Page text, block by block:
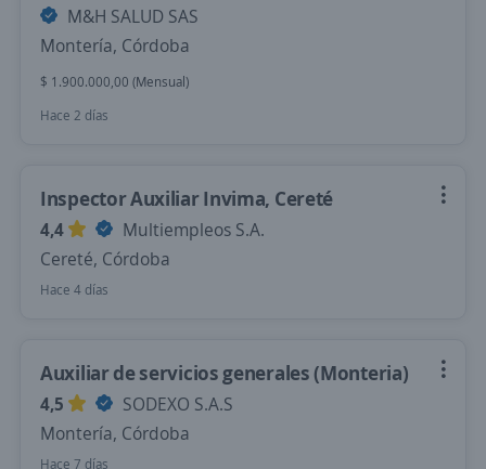
M&H SALUD SAS
Montería, Córdoba
$ 1.900.000,00 (Mensual)
Hace 2 días
Inspector Auxiliar Invima, Cereté
4,4
Multiempleos S.A.
Cereté, Córdoba
Hace 4 días
Auxiliar de servicios generales (Monteria)
4,5
SODEXO S.A.S
Montería, Córdoba
Hace 7 días